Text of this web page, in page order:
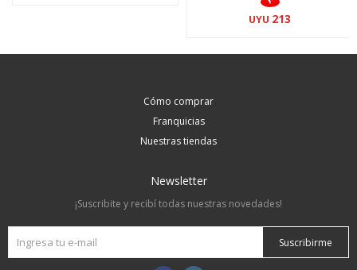
UYU 213
Cómo comprar
Franquicias
Nuestras tiendas
Newsletter
¡Suscribite y recibí todas nuestras novedades!
Suscribirme